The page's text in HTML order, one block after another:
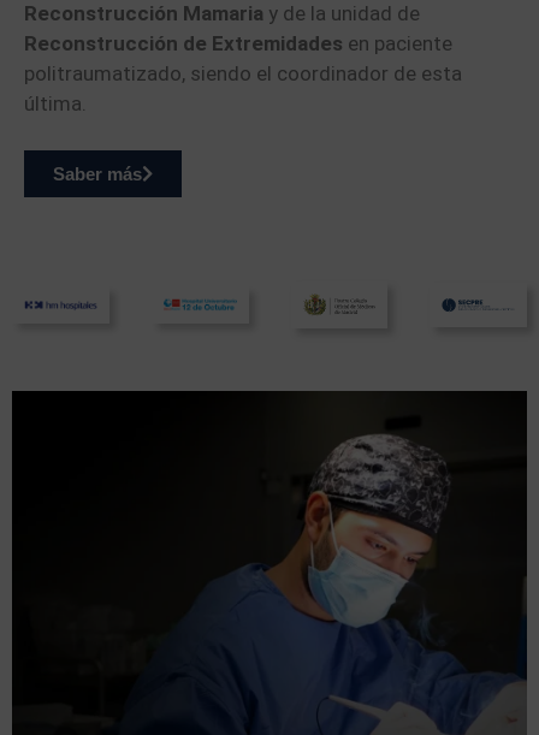
Reconstrucción Mamaria y de la unidad de
Reconstrucción de Extremidades en paciente
politraumatizado, siendo el coordinador de esta
última.
Saber más